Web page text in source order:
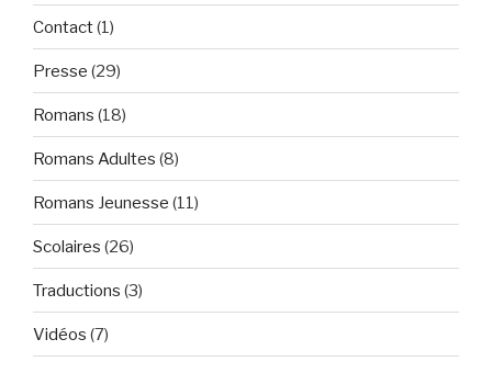
Contact(1)
Presse (29)
Romans (18)
Romans Adultes (8)
Romans Jeunesse (11)
Scolaires (26)
Traductions (3)
Vidéos (7)